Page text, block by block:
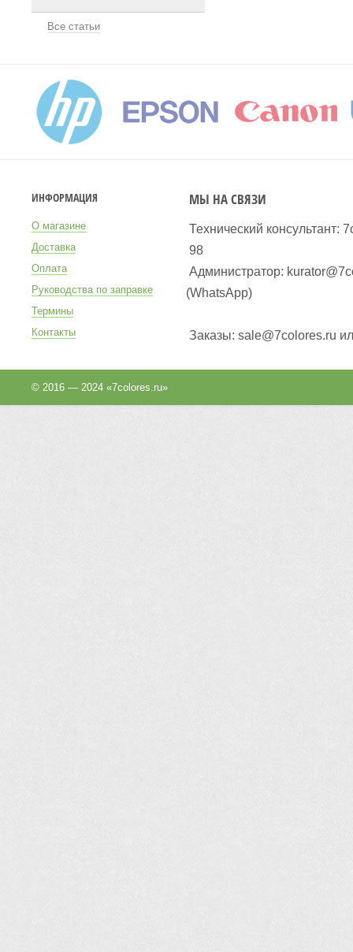
Все статьи
ИНФОРМАЦИЯ
О магазине
Доставка
Оплата
Руководства по заправке
Термины
Контакты
МЫ НА СВЯЗИ
Технический консультант:
98
Администратор:
(WhatsApp)
Заказы: sale@7colores.ru
© 2016 — 2024 «7colores.ru»